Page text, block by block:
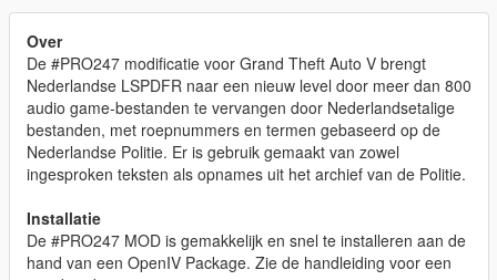
Over
De #PRO247 modificatie voor Grand Theft Auto V brengt
Nederlandse LSPDFR naar een nieuw level door meer dan 800
audio game-bestanden te vervangen door Nederlandsetalige
bestanden, met roepnummers en termen gebaseerd op de
Nederlandse Politie. Er is gebruik gemaakt van zowel
ingesproken teksten als opnames uit het archief van de Politie.
Installatie
De #PRO247 MOD is gemakkelijk en snel te installeren aan de
hand van een OpenIV Package. Zie de handleiding voor een